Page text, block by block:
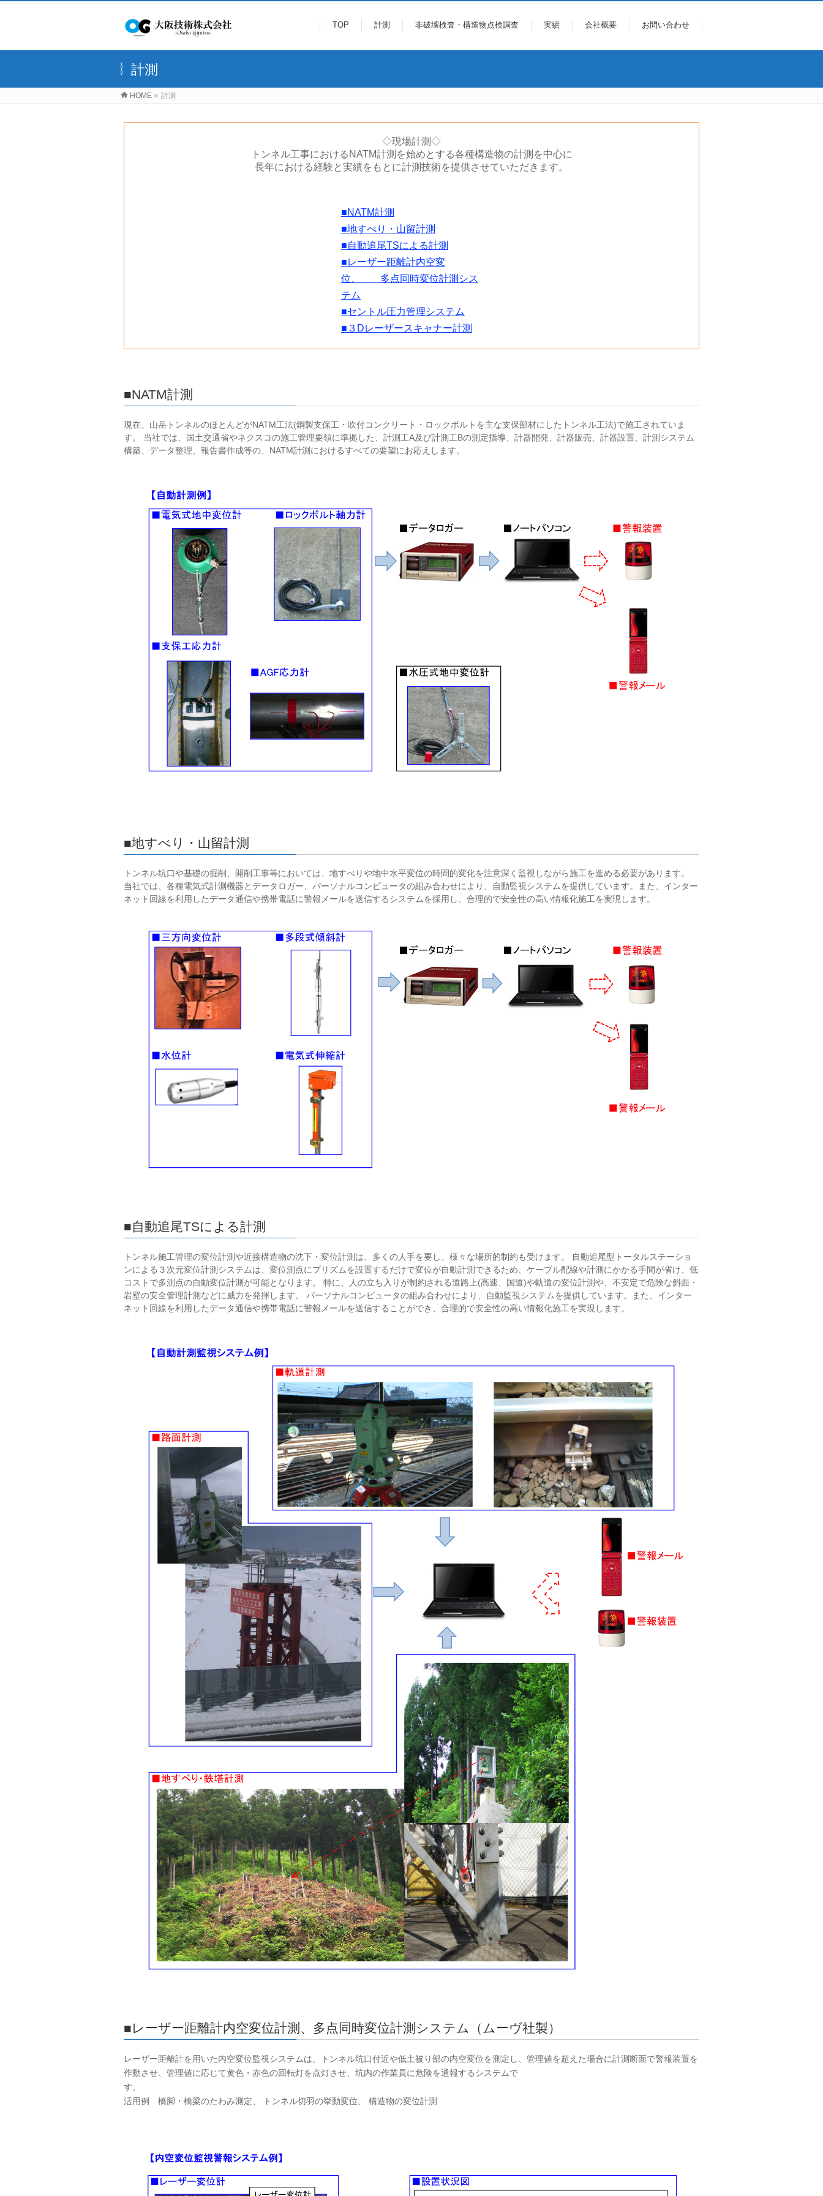
TOP 計測 非破壊検査・構造物点検調査 実績 会社概要 お問い合わせ
計測
HOME » 計測
◇現場計測◇
トンネル工事におけるNATM計測を始めとする各種構造物の計測を中心に
長年における経験と実績をもとに計測技術を提供させていただきます。
■NATM計測
■地すべり・山留計測
■自動追尾TSによる計測
■レーザー距離計内空変
位、 多点同時変位計測シス
テム
■セントル圧力管理システム
■３Dレーザースキャナー計測
■NATM計測
現在、山岳トンネルのほとんどがNATM工法(鋼製支保工・吹付コンクリート・ロックボルトを主な支保部材にしたトンネル工法)で施工されていま
す。 当社では、国土交通省やネクスコの施工管理要領に準拠した、計測工A及び計測工Bの測定指導、計器開発、計器販売、計器設置、計測システム
構築、データ整理、報告書作成等の、NATM計測におけるすべての要望にお応えします。
■地すべり・山留計測
トンネル坑口や基礎の掘削、開削工事等においては、地すべりや地中水平変位の時間的変化を注意深く監視しながら施工を進める必要があります。
当社では、各種電気式計測機器とデータロガー、パーソナルコンピュータの組み合わせにより、自動監視システムを提供しています。また、インター
ネット回線を利用したデータ通信や携帯電話に警報メールを送信するシステムを採用し、合理的で安全性の高い情報化施工を実現します。
■自動追尾TSによる計測
トンネル施工管理の変位計測や近接構造物の沈下・変位計測は、多くの人手を要し、様々な場所的制約も受けます。 自動追尾型トータルステーショ
ンによる３次元変位計測システムは、変位測点にプリズムを設置するだけで変位が自動計測できるため、ケーブル配線や計測にかかる手間が省け、低
コストで多測点の自動変位計測が可能となります。 特に、人の立ち入りが制約される道路上(高速、国道)や軌道の変位計測や、不安定で危険な斜面・
岩壁の安全管理計測などに威力を発揮します。 パーソナルコンピュータの組み合わせにより、自動監視システムを提供しています。また、インター
ネット回線を利用したデータ通信や携帯電話に警報メールを送信することができ、合理的で安全性の高い情報化施工を実現します。
■レーザー距離計内空変位計測、多点同時変位計測システム（ムーヴ社製）
レーザー距離計を用いた内空変位監視システムは、トンネル坑口付近や低土被り部の内空変位を測定し、管理値を超えた場合に計測断面で警報装置を
作動させ、管理値に応じて黄色・赤色の回転灯を点灯させ、坑内の作業員に危険を通報するシステムで
す。
活用例 橋脚・橋梁のたわみ測定、 トンネル切羽の挙動変位、 構造物の変位計測